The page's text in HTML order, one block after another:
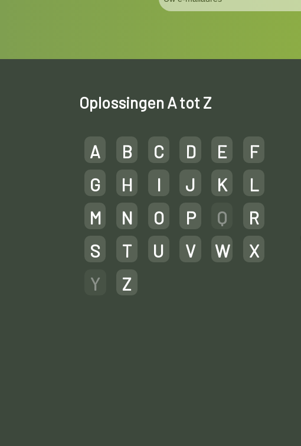
Oplossingen A tot Z
A B C D E
F
G
H I J K
L
M
N O P Q
R
S
T U V W
X
Y
Z